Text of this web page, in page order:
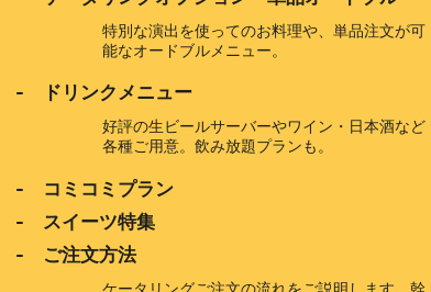
特別な演出を使ってのお料理や、単品注文が可
能なオードブルメニュー。
- ドリンクメニュー
好評の生ビールサーバーやワイン・日本酒など
各種ご用意。飲み放題プランも。
- コミコミプラン
- スイーツ特集
- ご注文方法
ケータリングご注文の流れをご説明します。幹